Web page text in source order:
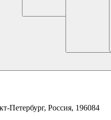
Петербург, Россия, 196084